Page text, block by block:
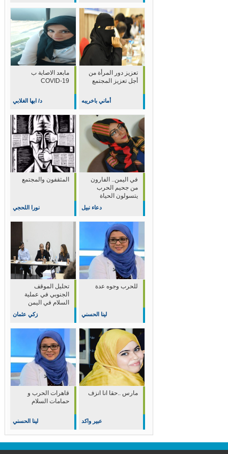
مابعد الاصابة ب
COVID-19
د/ ابها الغلابي
تعزيز دور المرأة من
أجل تعزيز المجتمع
أماني باخريبه
المثقفون والمجتمع
نورا اللحجي
في اليمن.. الفارون
من جحيم الحرب
يتسولون الحياة
دعاء نبيل
تحليل الموقف
الجنوبي في عملية
السلام في اليمن
زكي عثمان
للحرب وجوه عدة
لينا الحسني
قاهرات الحرب و
حمامات السلام
لينا الحسني
مارس ..حقا انا انزف
عبير واكد